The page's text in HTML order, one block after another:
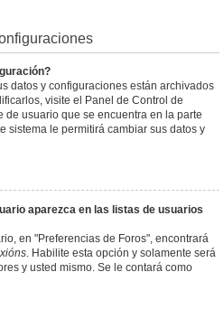
datos y configuraciones están archivados
visite el Panel de Control de
de usuario que se encuentra en la parte
sistema le permitirá cambiar sus datos y
aparezca en las listas de usuarios
en "Preferencias de Foros", encontrará
. Habilite esta opción y solamente será
y usted mismo. Se le contará como